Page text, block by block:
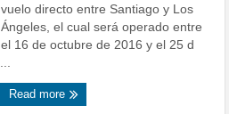
vuelo directo entre Santiago y Los
Ángeles, el cual será operado entre
el 16 de octubre de 2016 y el 25 d
...
Read more